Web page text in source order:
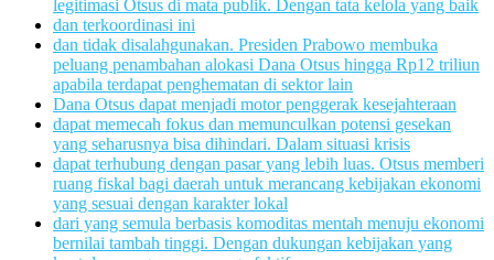
legitimasi Otsus di mata publik. Dengan tata kelola yang baik
dan terkoordinasi ini
dan tidak disalahgunakan. Presiden Prabowo membuka
peluang penambahan alokasi Dana Otsus hingga Rp12 triliun
apabila terdapat penghematan di sektor lain
Dana Otsus dapat menjadi motor penggerak kesejahteraan
dapat memecah fokus dan memunculkan potensi gesekan
yang seharusnya bisa dihindari. Dalam situasi krisis
dapat terhubung dengan pasar yang lebih luas. Otsus memberi
ruang fiskal bagi daerah untuk merancang kebijakan ekonomi
yang sesuai dengan karakter lokal
dari yang semula berbasis komoditas mentah menuju ekonomi
bernilai tambah tinggi. Dengan dukungan kebijakan yang